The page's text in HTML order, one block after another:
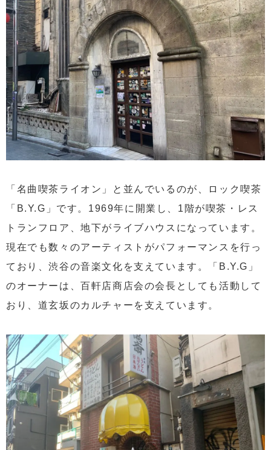
「名曲喫茶ライオン」と並んでいるのが、ロック喫茶
「B.Y.G」です。1969年に開業し、1階が喫茶・レス
トランフロア、地下がライブハウスになっています。
現在でも数々のアーティストがパフォーマンスを行っ
ており、渋谷の音楽文化を支えています。「B.Y.G」
のオーナーは、百軒店商店会の会長としても活動して
おり、道玄坂のカルチャーを支えています。